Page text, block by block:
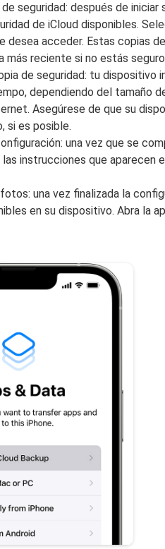
de seguridad: después de
de iCloud disponibles.
desea acceder. Estas copias
más reciente si no estás
de seguridad: tu dispositivo
dependiendo del tamaño
Asegúrese de que su
si es posible.
una vez que se
las instrucciones que
una vez finalizada la
en su dispositivo. Abra la